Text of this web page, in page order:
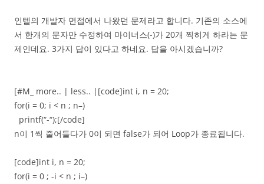
인텔의 개발자 면접에서 나왔던 문제라고 합니다. 기존의 소스에
서 한개의 문자만 수정하여 마이너스(-)가 20개 찍히게 하라는 문
제인데요. 3가지 답이 있다고 하네요. 답을 아시겠습니까?
[#M_ more.. | less.. |[code]int i, n = 20;
for(i = 0; i < n ; n–)
printf(“-“);[/code]
n이 1씩 줄어들다가 0이 되면 false가 되어 Loop가 종료됩니다.
[code]int i, n = 20;
for(i = 0 ; -i < n ; i–)